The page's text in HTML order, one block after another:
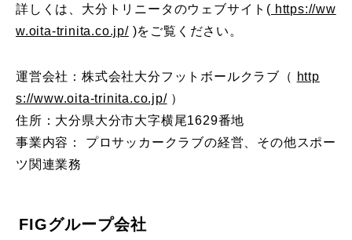
詳しくは、大分トリニータのウェブサイト( https://ww
w.oita-trinita.co.jp/)をご覧ください。
運営会社：株式会社大分フットボールクラブ（ http
s://www.oita-trinita.co.jp/）
住所：大分県大分市大字横尾1629番地
事業内容： プロサッカークラブの経営、その他スポー
ツ関連業務
FIGグループ会社